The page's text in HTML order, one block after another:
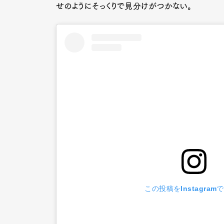
せのようにそっくりで見分けがつかない。
この投稿をInstagram